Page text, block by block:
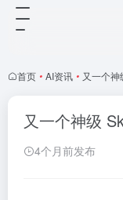
首页 • AI资讯 • 又一个神
又一个神级
4个月前发布